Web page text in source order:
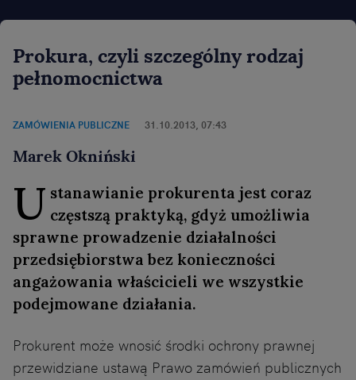
Prokura, czyli szczególny rodzaj
pełnomocnictwa
ZAMÓWIENIA PUBLICZNE 31.10.2013, 07:43
Marek Okniński
U stanawianie prokurenta jest coraz
częstszą praktyką, gdyż umożliwia
sprawne prowadzenie działalności
przedsiębiorstwa bez konieczności
angażowania właścicieli we wszystkie
podejmowane działania.
Prokurent może wnosić środki ochrony prawnej
przewidziane ustawą Prawo zamówień publicznych